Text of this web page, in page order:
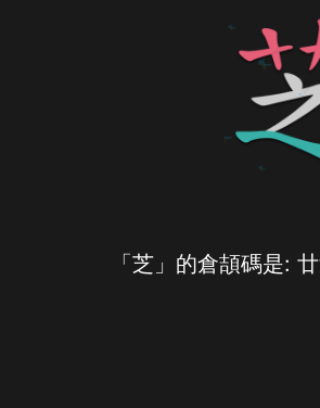
「芝」的倉頡碼是: